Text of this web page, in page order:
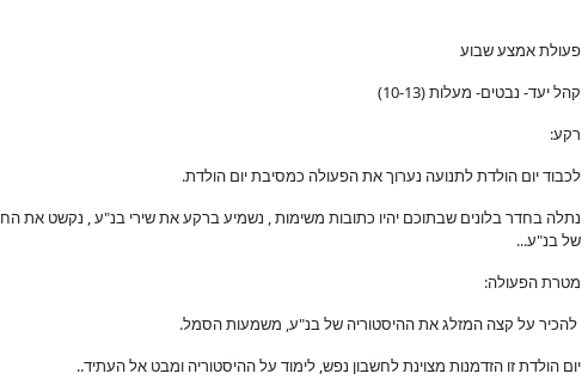
פעולת אמצע שבוע
קהל יעד- נבטים- מעלות (10-13)
רקע:
לכבוד יום הולדת לתנועה נערוך את הפעולה כמסיבת יום הולדת.
נתלה בחדר בלונים שבתוכם יהיו כתובות משימות , נשמיע ברקע את שירי בנ"ע , נקשט את
של בנ"ע...
מטרת הפעולה:
להכיר על קצה המזלג את ההיסטוריה של בנ"ע, משמעות הסמל.
יום הולדת זו הזדמנות מצוינת לחשבון נפש, לימוד על ההיסטוריה ומבט אל העתיד..